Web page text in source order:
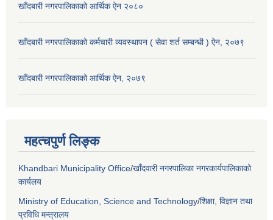
खाँदबारी नगरपालिकाको आर्थिक ऐन २०८०
खाँदबारी नगरपालिकाको कर्मचारी व्यवस्थापन ( सेवा शर्त सम्बन्धी ) ऐन, २०७९
खाँदबारी नगरपालिकाको आर्थिक ऐन, २०७९
महत्चपुर्ण लिङ्क
Khandbari Municipality Office/खाँदवारी नगरपालिका नगरकार्यपालिकाको
कार्यलय
Ministry of Education, Science and Technology/शिक्षा, विज्ञान तथा
प्रविधि मन्त्रालय